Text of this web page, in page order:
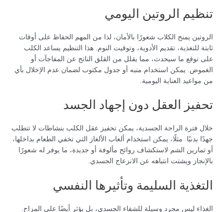
تنظيم الروتين اليومي
الروتين يمنح الكلاب شعورًا بالأمان، لذا من المهم الحفاظ على أوقات
ثابتة للتغذية، تقديم الأدوية، وتوقيت النوم. هذا التنظيم يساعد الكلب
على توقع ما سيحدث، مما يقلل من القلق الناتج عن المفاجآت أو
الغموض. يمكن استخدام منبه أو جدول مكتوب لضمان عدم الإخلال بأي
من مواعيد العناية اليومية.
تحفيز العقل دون إجهاد الجسد
خلال فترة الراحة الجسدية، يمكن تحفيز عقل الكلب بنشاطات لا تتطلب
جهدًا بدنيًا. مثلًا، يمكن استخدام ألعاب الألغاز التي تخفي الطعام بداخلها،
أو تمارين الشم لاستكشاف روائح مألوفة أو جديدة، ما يوفر له شعورًا
بالإنجاز ويشتت انتباهه عن الانزعاج الجسدي.
التغذية السليمة وتأثيرها النفسي
الغذاء ليس مجرد وسيلة للشفاء الجسدي، بل يؤثر أيضًا على المزاج.